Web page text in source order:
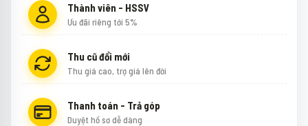
Thành viên - HSSV
Ưu đãi riêng tới 5%
Thu cũ đổi mới
Thu giá cao, trợ giá lên đời
Thanh toán - Trả góp
Duyệt hồ sơ dễ dàng